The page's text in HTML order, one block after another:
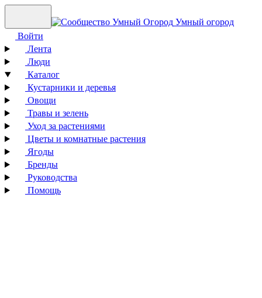
Умный огород
Войти
Лента
Люди
Каталог
Кустарники и деревья
Овощи
Травы и зелень
Уход за растениями
Цветы и комнатные растения
Ягоды
Бренды
Руководства
Помощь